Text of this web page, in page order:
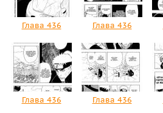
Глава 436 Глава 436
Глава 436 Глава 436